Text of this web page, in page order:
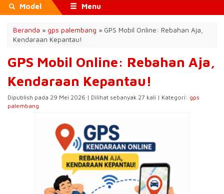
Model Menu
Beranda » gps palembang » GPS Mobil Online: Rebahan Aja,
Kendaraan Kepantau!
GPS Mobil Online: Rebahan Aja,
Kendaraan Kepantau!
Dipublish pada 29 Mei 2026 | Dilihat sebanyak 27 kali | Kategori: gps
palembang